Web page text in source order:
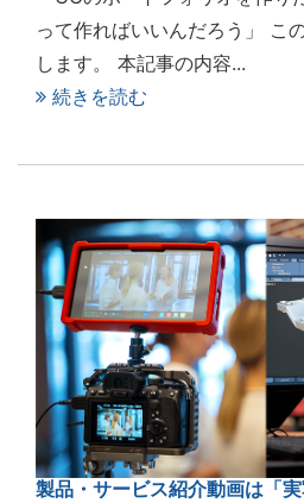
って作ればいいんだろう」 こ
します。 本記事の内容...
続きを読む
製品・サービス紹介動画は「